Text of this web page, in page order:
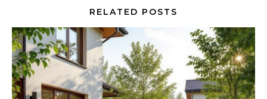
RELATED POSTS